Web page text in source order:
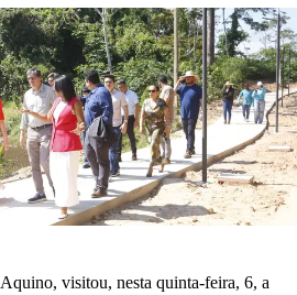
visitou, nesta quinta-feira, 6, a